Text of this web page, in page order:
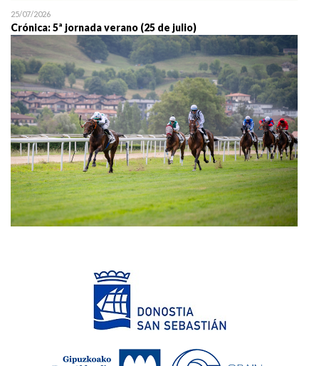
25/07/2026
Crónica: 5ª jornada verano (25 de julio)